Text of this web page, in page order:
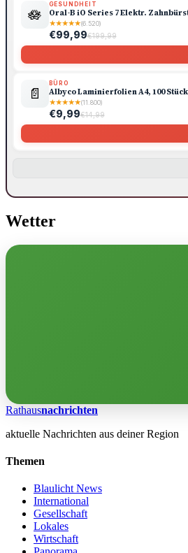
🪷
GESUNDHEIT
Oral-B iO Series 7 Elektr.
★★★★★(6.520)
€99,99€199,99
📄
BÜRO
Albyco Laminierfolien A4, 100 Stück
★★★★★(11.800)
€9,99€14,99
Wetter
Rathausnachrichten
aktuelle Nachrichten aus deiner Region
Themen
Blaulicht News
International
Gesellschaft
Lokales
Wirtschaft